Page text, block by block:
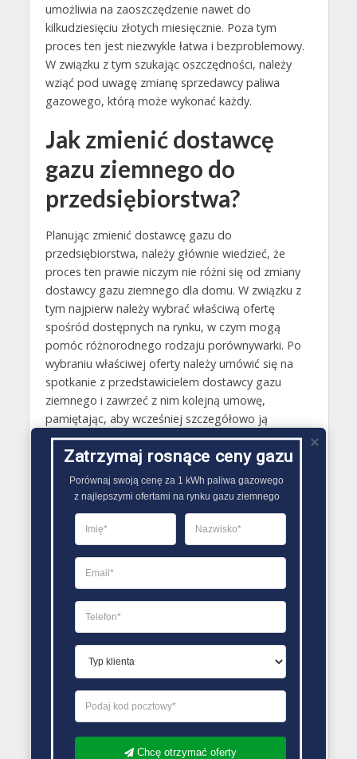
umożliwia na zaoszczędzenie nawet do
kilkudziesięciu złotych miesięcznie. Poza tym
proces ten jest niezwykle łatwa i bezproblemowy.
W związku z tym szukając oszczędności, należy
wziąć pod uwagę zmianę sprzedawcy paliwa
gazowego, którą może wykonać każdy.
Jak zmienić dostawcę
gazu ziemnego do
przedsiębiorstwa?
Planując zmienić dostawcę gazu do
przedsiębiorstwa, należy głównie wiedzieć, że
proces ten prawie niczym nie różni się od zmiany
dostawcy gazu ziemnego dla domu. W związku z
tym najpierw należy wybrać właściwą ofertę
spośród dostępnych na rynku, w czym mogą
pomóc różnorodnego rodzaju porównywarki. Po
wybraniu właściwej oferty należy umówić się na
spotkanie z przedstawicielem dostawcy gazu
ziemnego i zawrzeć z nim kolejną umowę,
pamiętając, aby wcześniej szczegółowo ją
przeanalizować i sprawdzić, czy wszelkie jej
podpunkty są zgodne z ustaleniami. Przy
podpisaniu umowy przedstawiciel sprzedawcy
gazu ziemnego zaproponuje również zawarcie
upoważnienia. Warto wybrać opcję, za jej sprawą
to nowa firma zajmie się wszystkimi
formalnościami związanymi z rozwiązaniem starej
umowy oraz powiadomieniem OSD o zmianie
dostawcy gazu ziemnego..
PORÓWNYWARKA OFERT GAZU
Zatrzymaj rosnące ceny gazu
Porównaj swoją cenę za 1 kWh paliwa gazowego
z najlepszymi ofertami na rynku gazu ziemnego
Chcę otrzymać oferty